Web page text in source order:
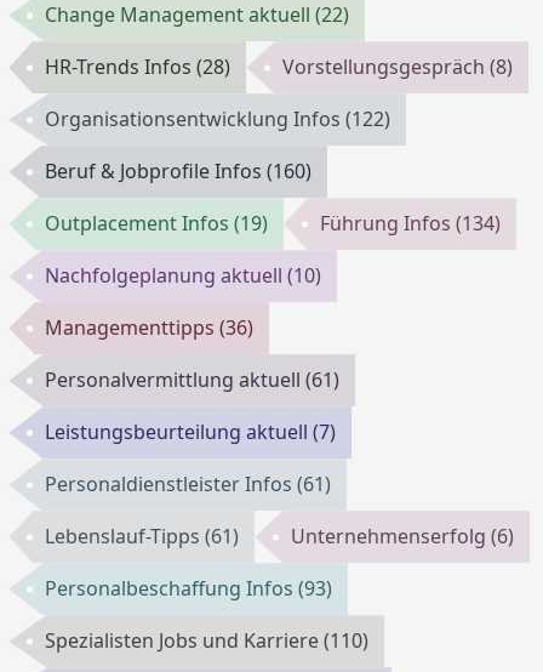
Change Management aktuell(22)
HR-Trends Infos(28) Vorstellungsgespräch(8)
Organisationsentwicklung Infos(122)
Beruf & Jobprofile Infos(160)
Outplacement Infos(19) Führung Infos(134)
Nachfolgeplanung aktuell(10)
Managementtipps(36)
Personalvermittlung aktuell(61)
Leistungsbeurteilung aktuell(7)
Personaldienstleister Infos(61)
Lebenslauf-Tipps(61) Unternehmenserfolg(6)
Personalbeschaffung Infos(93)
Spezialisten Jobs und Karriere(110)